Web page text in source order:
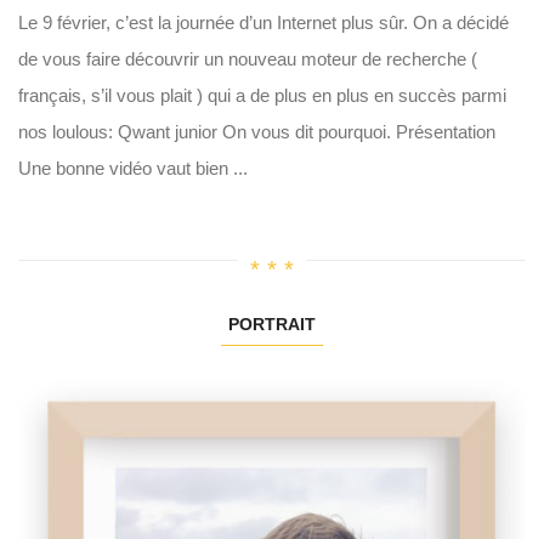
Le 9 février, c’est la journée d’un Internet plus sûr. On a décidé
de vous faire découvrir un nouveau moteur de recherche (
français, s’il vous plait ) qui a de plus en plus en succès parmi
nos loulous: Qwant junior On vous dit pourquoi. Présentation
Une bonne vidéo vaut bien ...
PORTRAIT